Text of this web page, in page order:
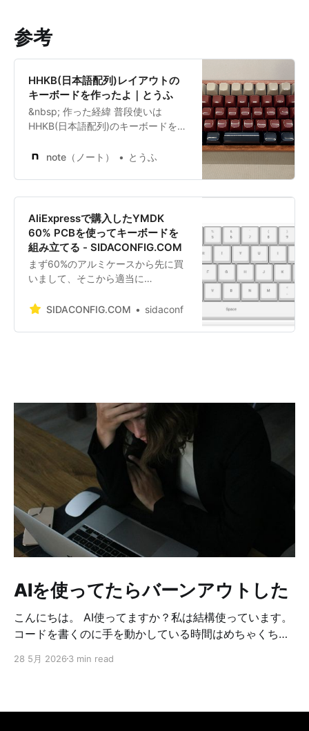
参考
HHKB(日本語配列)レイアウトの
キーボードを作ったよ｜とうふ
&nbsp; 作った経緯 普段使いは
HHKB(日本語配列)のキーボードを使
FN、CTRLキー辺りの配置がゲーム
えてるんですよね。 この切り替えが
面倒で以下の要件に合うようなキー
ボードを探してたんですが、マア見
つかりませんでした。 レイアウトは
HHKBの日本語配列（60%キーボー
ド） キーマップのカスタマイズがで
きる ゲーム用にキーマップの切り替
えができる そもそも1個目の要件に
ので自作してみようかなぁと思い立
note（ノート） とうふ
AliExpressで購入したYMDK
60% PCBを使ってキーボードを
組み立てる - SIDACONFIG.COM
まず60%のアルミケースから先に買
いまして、そこから適当に
「YMDK 」製の60%キーボード用
ようとした話（たぶん組み立てを含
SIDACONFIG.COM sidaconf
AIを使ってたらバーンアウトした
こんにちは。 AI使ってますか？私は結構使っています。
コードを書くのに手を動かしている時間はめちゃくちゃ
が起こった時の原因調査も、何もかもAIを使っていま
ています。 AIで楽になった分、別のところに労力を使う
28 5月 2026 3 min read